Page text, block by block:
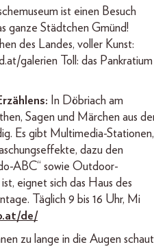
ist einen Besuch
ganze Städtchen Gmünd!
des Landes, voller Kunst:
galerien Toll: das Pankratium
In Döbriach am
Sagen und Märchen aus
Es gibt Multimedia-Stationen,
dazu den
ABC“ sowie Outdoor-
eignet sich das Haus des
Täglich 9 bis 16 Uhr, Mi
de/
zu lange in die Augen